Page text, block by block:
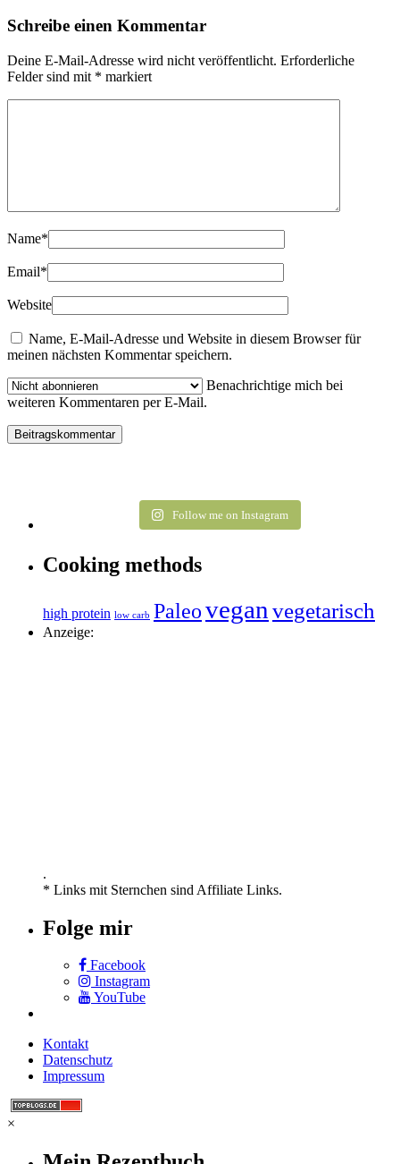
Schreibe einen Kommentar
Deine E-Mail-Adresse wird nicht veröffentlicht. Erforderliche
Felder sind mit * markiert
Name*
Email*
Website
Name, E-Mail-Adresse und Website in diesem Browser für
meinen nächsten Kommentar speichern.
Benachrichtige mich bei
weiteren Kommentaren per E-Mail.
Follow me on Instagram
Cooking methods
high protein low carb Paleovegan vegetarisch
Anzeige:
.
* Links mit Sternchen sind Affiliate Links.
Folge mir
Facebook
Instagram
YouTube
Kontakt
Datenschutz
Impressum
×